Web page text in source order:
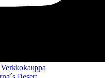
Verkkokauppa